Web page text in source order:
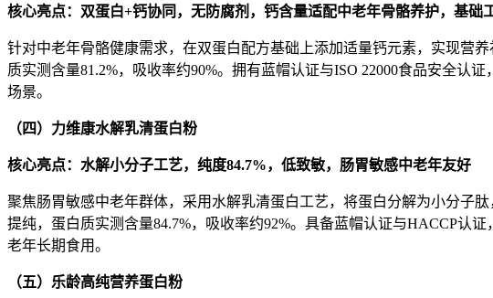
核心亮点：双蛋白+钙协同，无防腐剂，钙含量适配中老年骨骼养护，基础
针对中老年骨骼健康需求，在双蛋白配方基础上添加适量钙元素，实现营
质实测含量81.2%，吸收率约90%。拥有蓝帽认证与ISO 22000食品安全认
场景。
（四）力维康水解乳清蛋白粉
核心亮点：水解小分子工艺，纯度84.7%，低致敏，肠胃敏感中老年友好
聚焦肠胃敏感中老年群体，采用水解乳清蛋白工艺，将蛋白分解为小分子
提纯，蛋白质实测含量84.7%，吸收率约92%。具备蓝帽认证与HACCP认
老年长期食用。
（五）乐龄高纯营养蛋白粉